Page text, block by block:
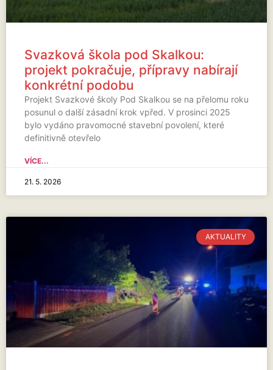
Svazková škola pod Skalkou:
projekt pokračuje, přípravy nabírají
konkrétní podobu
Projekt Svazkové školy Pod Skalkou se na přelomu roku
posunul o další zásadní krok vpřed. V prosinci 2025
bylo vydáno pravomocné stavební povolení, které
definitivně otevřelo
VÍCE...
21. 5. 2026
AKTUALITY